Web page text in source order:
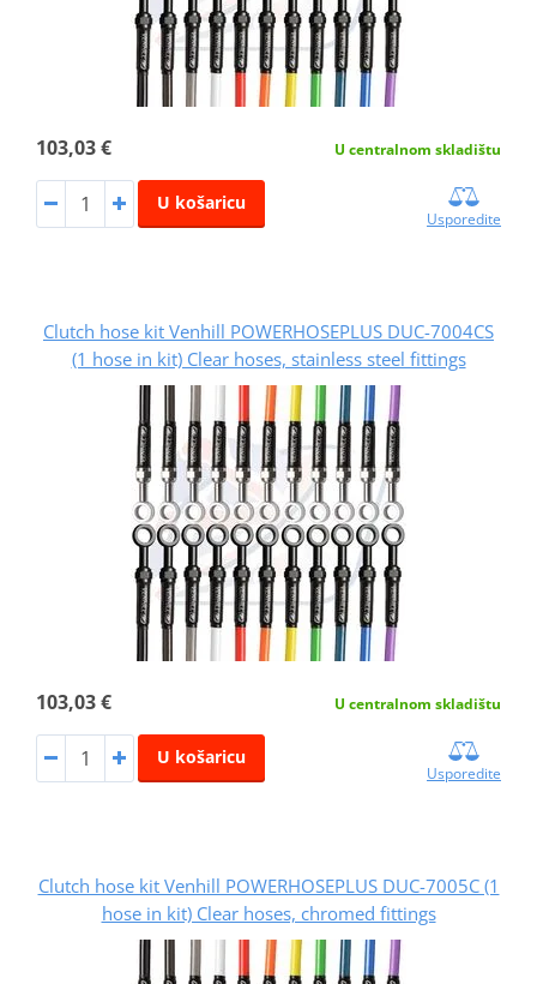
103,03 € U centralnom skladištu
U košaricu
Usporedite
Clutch hose kit Venhill POWERHOSEPLUS DUC-7004CS
(1 hose in kit) Clear hoses, stainless steel fittings
103,03 € U centralnom skladištu
U košaricu
Usporedite
Clutch hose kit Venhill POWERHOSEPLUS DUC-7005C (1
hose in kit) Clear hoses, chromed fittings